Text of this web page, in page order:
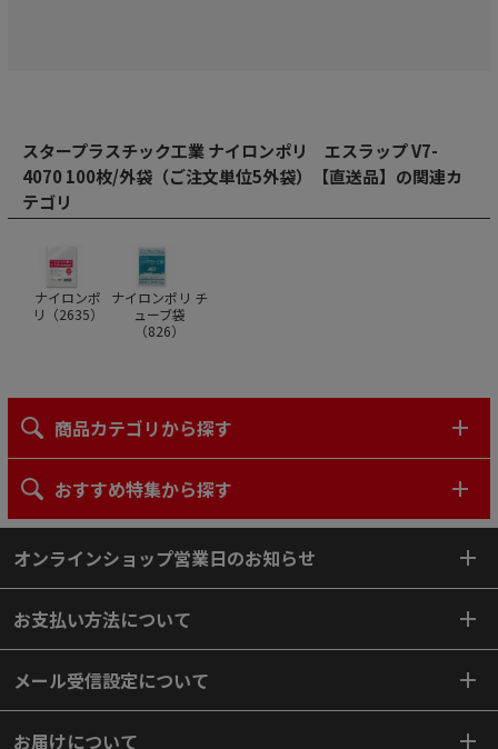
スタープラスチック工業 ナイロンポリ エスラップ V7-
4070 100枚/外袋（ご注文単位5外袋）【直送品】の関連カ
テゴリ
ナイロンポ
リ（2635）
ナイロンポリ チ
ューブ袋
（826）
商品カテゴリから探す
おすすめ特集から探す
オンラインショップ営業日のお知らせ
お支払い方法について
メール受信設定について
お届けについて